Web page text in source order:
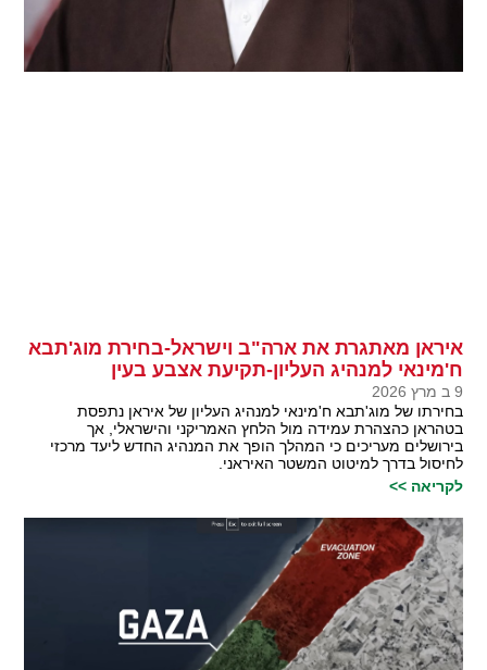
איראן מאתגרת את ארה"ב וישראל-בחירת מוג'תבא
ח'מינאי למנהיג העליון-תקיעת אצבע בעין
9 ב מרץ 2026
בחירתו של מוג'תבא ח'מינאי למנהיג העליון של איראן נתפסת
בטהראן כהצהרת עמידה מול הלחץ האמריקני והישראלי, אך
בירושלים מעריכים כי המהלך הופך את המנהיג החדש ליעד מרכזי
לחיסול בדרך למיטוט המשטר האיראני.
לקריאה >>